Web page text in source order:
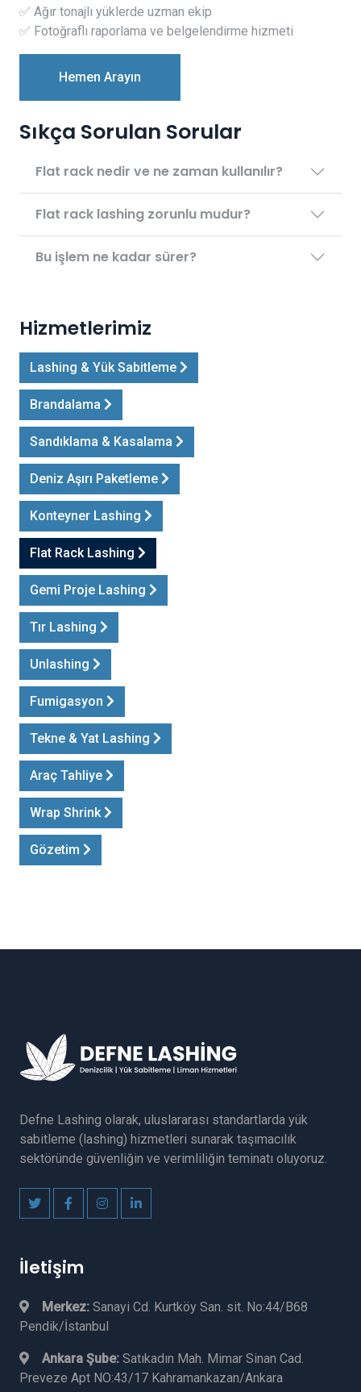
✅ Ağır tonajlı yüklerde uzman ekip
✅ Fotoğraflı raporlama ve belgelendirme hizmeti
Hemen Arayın
Sıkça Sorulan Sorular
Flat rack nedir ve ne zaman kullanılır?
Flat rack lashing zorunlu mudur?
Bu işlem ne kadar sürer?
Hizmetlerimiz
Lashing & Yük Sabitleme
Brandalama
Sandıklama & Kasalama
Deniz Aşırı Paketleme
Konteyner Lashing
Flat Rack Lashing
Gemi Proje Lashing
Tır Lashing
Unlashing
Fumigasyon
Tekne & Yat Lashing
Araç Tahliye
Wrap Shrink
Gözetim
Defne Lashing olarak, uluslararası standartlarda yük
sabitleme (lashing) hizmetleri sunarak taşımacılık
sektöründe güvenliğin ve verimliliğin teminatı oluyoruz.
İletişim
Merkez: Sanayi Cd. Kurtköy San. sit. No:44/B68
Pendik/İstanbul
Ankara Şube: Satıkadın Mah. Mimar Sinan Cad.
Preveze Apt NO:43/17 Kahramankazan/Ankara